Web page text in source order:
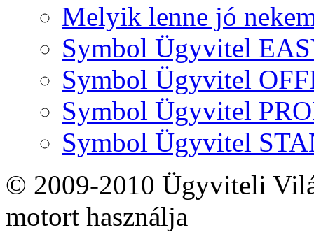
Melyik lenne jó
Symbol Ügyvitel
Symbol Ügyvitel
Symbol Ügyvitel
Symbol Ügyvitel
© 2009-2010 Ügyviteli
motort használja